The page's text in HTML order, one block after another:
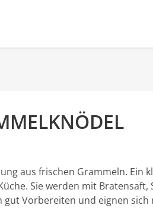
aus frischen Grammeln. Ein
Sie werden mit Bratensaft,
gut Vorbereiten und eignen sich